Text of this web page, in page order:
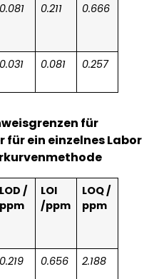
0.081 0.211 0.666
0.031 0.081 0.257
für
für ein einzelnes Labor
LOD /
ppm
LOI
/ppm
LOQ /
ppm
0.219 0.656 2.188